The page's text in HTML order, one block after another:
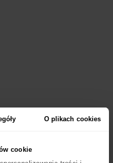
O plikach cookies
cookie